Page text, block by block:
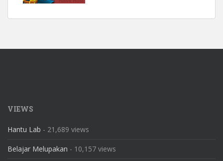
VIEWS
Hantu Lab - 21,689 views
Belajar Melupakan - 10,157 views